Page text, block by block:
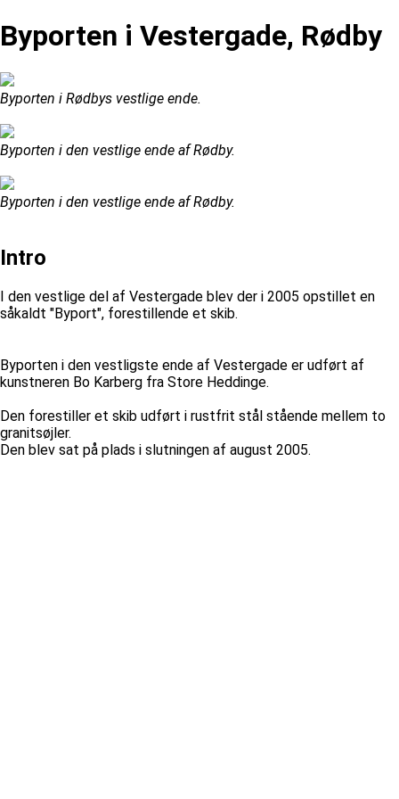
Byporten i Vestergade, Rødby
Byporten i Rødbys vestlige ende.
Byporten i den vestlige ende af Rødby.
Byporten i den vestlige ende af Rødby.
Intro
I den vestlige del af Vestergade blev der i 2005 opstillet en
såkaldt "Byport", forestillende et skib.
Byporten i den vestligste ende af Vestergade er udført af
kunstneren Bo Karberg fra Store Heddinge.
Den forestiller et skib udført i rustfrit stål stående mellem to
granitsøjler.
Den blev sat på plads i slutningen af august 2005.